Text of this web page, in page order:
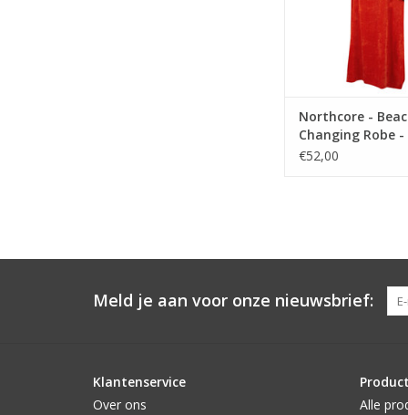
Northcore -
Changing Robe -
Stripey
€52,00
Meld je aan voor onze nieuwsbrief:
Klantenservice
Over ons
Alle